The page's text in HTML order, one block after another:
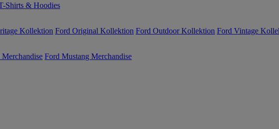
Shirts & Hoodies
Kollektion Ford Original Kollektion Ford Outdoor Kollektion Ford Vintage
Ford Mustang Merchandise